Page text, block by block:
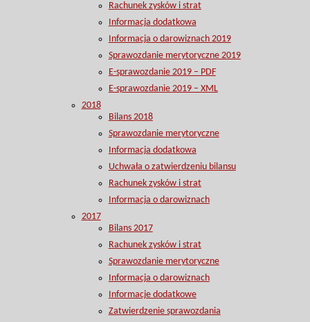
Rachunek zysków i strat
Informacja dodatkowa
Informacja o darowiznach 2019
Sprawozdanie merytoryczne 2019
E-sprawozdanie 2019 – PDF
E-sprawozdanie 2019 – XML
2018
Bilans 2018
Sprawozdanie merytoryczne
Informacja dodatkowa
Uchwała o zatwierdzeniu bilansu
Rachunek zysków i strat
Informacja o darowiznach
2017
Bilans 2017
Rachunek zysków i strat
Sprawozdanie merytoryczne
Informacja o darowiznach
Informacje dodatkowe
Zatwierdzenie sprawozdania